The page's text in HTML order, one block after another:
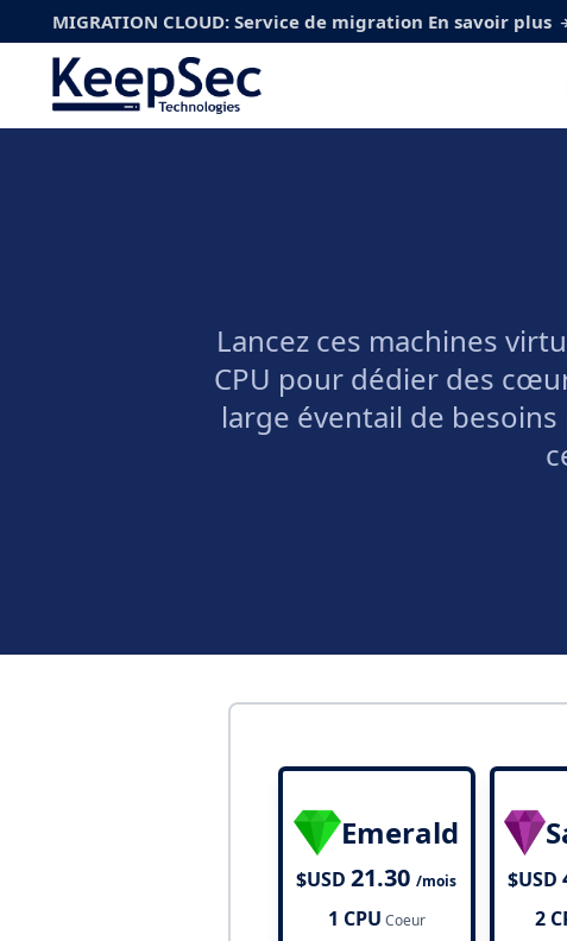
MIGRATION CLOUD: Service de migration En savoir plus
Lancez ces machines
CPU pour dédier des
large éventail de
Emerald
$USD21.30/mois
1 CPU Coeur
$USD
2